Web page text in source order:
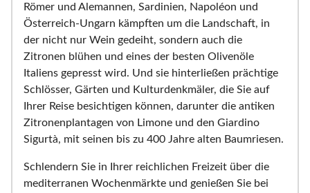
Römer und Alemannen, Sardinien, Napoléon und
Österreich-Ungarn kämpften um die Landschaft, in
der nicht nur Wein gedeiht, sondern auch die
Zitronen blühen und eines der besten Olivenöle
Italiens gepresst wird. Und sie hinterließen prächtige
Schlösser, Gärten und Kulturdenkmäler, die Sie auf
Ihrer Reise besichtigen können, darunter die antiken
Zitronenplantagen von Limone und den Giardino
Sigurtà, mit seinen bis zu 400 Jahre alten Baumriesen.
Schlendern Sie in Ihrer reichlichen Freizeit über die
mediterranen Wochenmärkte und genießen Sie bei